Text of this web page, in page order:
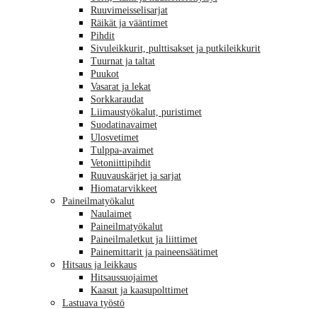
Ruuvimeisselisarjat
Räikät ja vääntimet
Pihdit
Sivuleikkurit, pulttisakset ja putkileikkurit
Tuurnat ja taltat
Puukot
Vasarat ja lekat
Sorkkaraudat
Liimaustyökalut, puristimet
Suodatinavaimet
Ulosvetimet
Tulppa-avaimet
Vetoniittipihdit
Ruuvauskärjet ja sarjat
Hiomatarvikkeet
Paineilmatyökalut
Naulaimet
Paineilmatyökalut
Paineilmaletkut ja liittimet
Painemittarit ja paineensäätimet
Hitsaus ja leikkaus
Hitsaussuojaimet
Kaasut ja kaasupolttimet
Lastuava työstö